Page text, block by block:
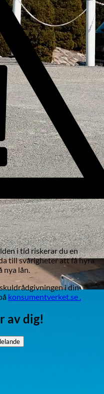
i tid riskerar du en
till svårigheter att få hyra
nya lån.
i din
konsumentverket.se .
av dig!